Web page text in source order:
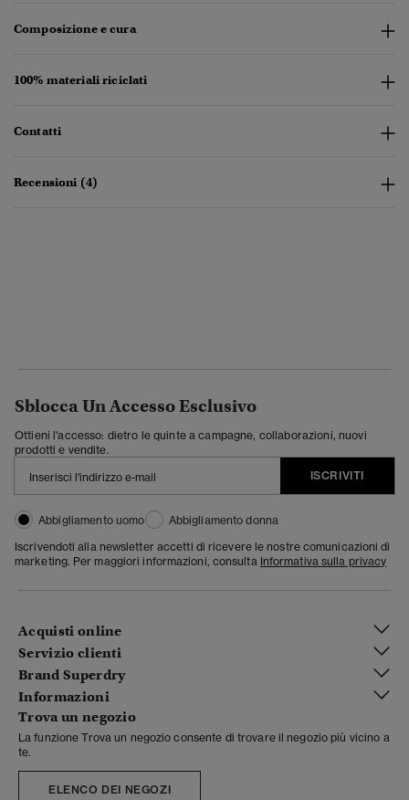
Composizione e cura
100% materiali riciclati
Contatti
Recensioni (4)
Sblocca Un Accesso Esclusivo
Ottieni l'accesso: dietro le quinte a campagne, collaborazioni, nuovi
prodotti e vendite.
ISCRIVITI
Abbigliamento uomo
Abbigliamento donna
Iscrivendoti alla newsletter accetti di ricevere le nostre comunicazioni di
marketing. Per maggiori informazioni, consulta Informativa sulla privacy
Acquisti online
Servizio clienti
Brand Superdry
Informazioni
Trova un negozio
La funzione Trova un negozio consente di trovare il negozio più vicino a
te.
ELENCO DEI NEGOZI